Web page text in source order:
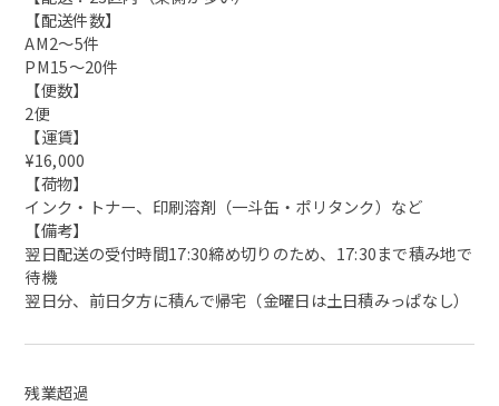
【配送件数】
AM2～5件
PM15～20件
【便数】
2便
【運賃】
¥16,000
【荷物】
インク・トナー、印刷溶剤（一斗缶・ポリタンク）など
【備考】
翌日配送の受付時間17:30締め切りのため、17:30まで積み地で
待機
翌日分、前日夕方に積んで帰宅（金曜日は土日積みっぱなし）
残業超過